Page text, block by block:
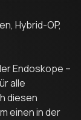
Hybrid-OP,
Endoskope –
alle
diesen
einen in der